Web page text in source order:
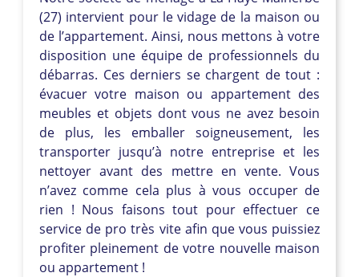
(27) intervient pour le vidage de la maison ou
de l’appartement. Ainsi, nous mettons à votre
disposition une équipe de professionnels du
débarras. Ces derniers se chargent de tout :
évacuer votre maison ou appartement des
meubles et objets dont vous ne avez besoin
de plus, les emballer soigneusement, les
transporter jusqu’à notre entreprise et les
nettoyer avant des mettre en vente. Vous
n’avez comme cela plus à vous occuper de
rien ! Nous faisons tout pour effectuer ce
service de pro très vite afin que vous puissiez
profiter pleinement de votre nouvelle maison
ou appartement !